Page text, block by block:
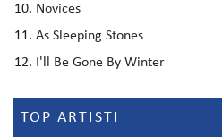
Novices
As Sleeping Stones
I'll Be Gone By Winter
TOP ARTISTI